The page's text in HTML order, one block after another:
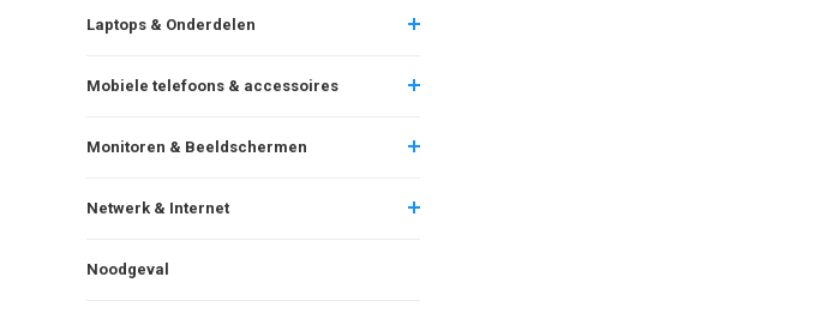
Laptops & Onderdelen
Mobiele telefoons & accessoires
Monitoren & Beeldschermen
Netwerk & Internet
Noodgeval